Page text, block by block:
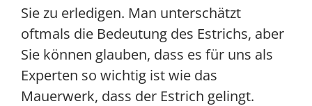
Sie zu erledigen. Man unterschätzt
oftmals die Bedeutung des Estrichs, aber
Sie können glauben, dass es für uns als
Experten so wichtig ist wie das
Mauerwerk, dass der Estrich gelingt.